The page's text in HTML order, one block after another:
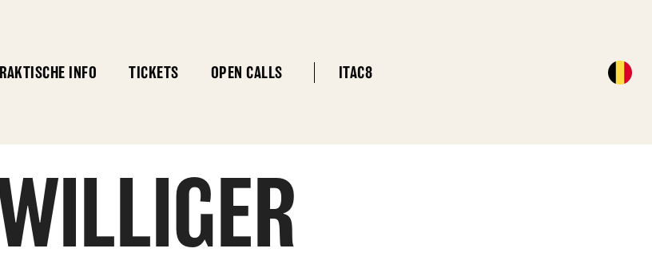
INFO TICKETS OPEN CALLS ITAC8